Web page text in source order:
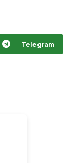
Telegram